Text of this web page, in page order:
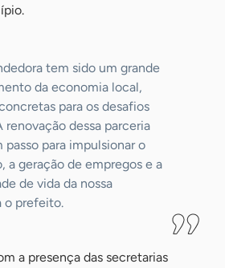
tem sido um grande
da economia local,
para os desafios
dessa parceria
passo para impulsionar o
a geração de empregos e a
de vida da nossa
o prefeito.
a presença das secretarias